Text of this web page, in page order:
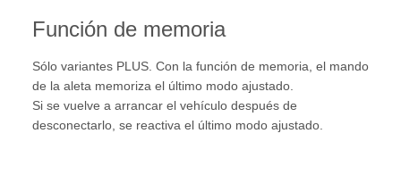
Función de memoria
Sólo variantes PLUS. Con la función de memoria, el mando
de la aleta memoriza el último modo ajustado.
Si se vuelve a arrancar el vehículo después de
desconectarlo, se reactiva el último modo ajustado.